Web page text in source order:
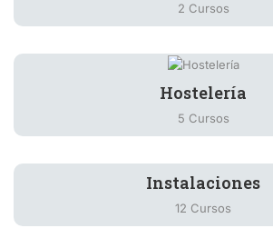
2 Cursos
Hostelería
5 Cursos
Instalaciones
12 Cursos